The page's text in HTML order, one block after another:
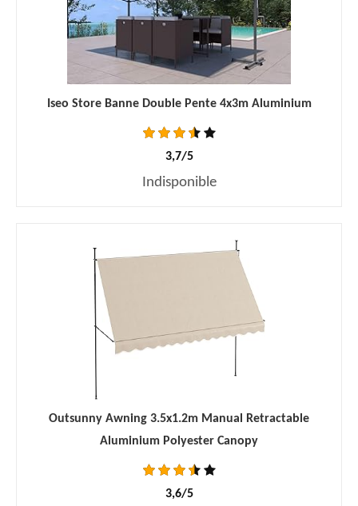
Iseo Store Banne Double Pente 4x3m Aluminium
3,7/5
Indisponible
Outsunny Awning 3.5x1.2m Manual Retractable
Aluminium Polyester Canopy
3,6/5